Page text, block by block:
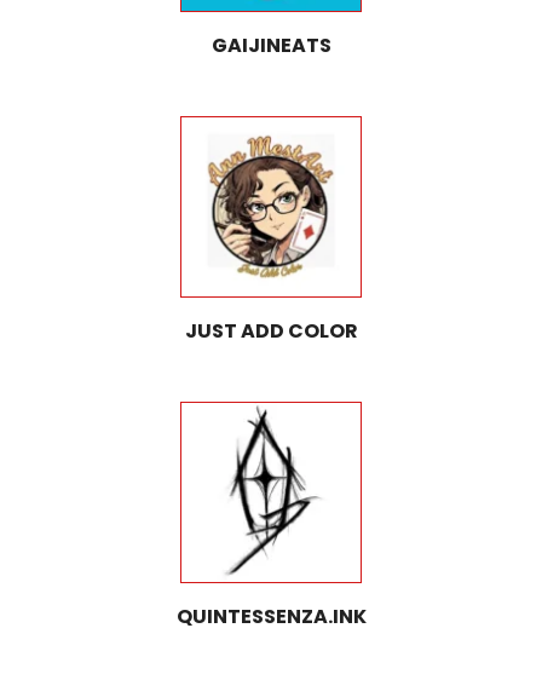
GAIJINEATS
JUST ADD COLOR
QUINTESSENZA.INK